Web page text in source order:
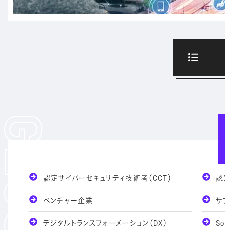
認定サイバーセキュリティ技術者（CCT） 認
ベンチャー企業 サ
デジタルトランスフォーメーション（DX）